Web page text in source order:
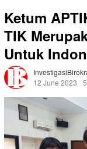
Ketum
TIK
Untuk
12 June 2023